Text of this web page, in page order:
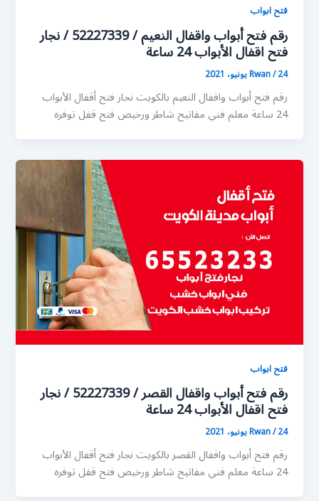
فتح ابواب
رقم فتح أبواب واقفال النعيم / 52227339 / نجار
فتح اقفال الأبواب 24 ساعة
Rwan/24 يونيو، 2021
رقم فتح أبواب واقفال النعيم بالكويت نجار فتح أقفال الأبواب
24 ساعة معلم فني مفاتيح شاطر ورخيص فتح قفل توفره
فتح ابواب
رقم فتح أبواب واقفال القصر / 52227339 / نجار
فتح اقفال الأبواب 24 ساعة
Rwan/24 يونيو، 2021
رقم فتح أبواب واقفال القصر بالكويت نجار فتح أقفال الأبواب
24 ساعة معلم فني مفاتيح شاطر ورخيص فتح قفل توفره